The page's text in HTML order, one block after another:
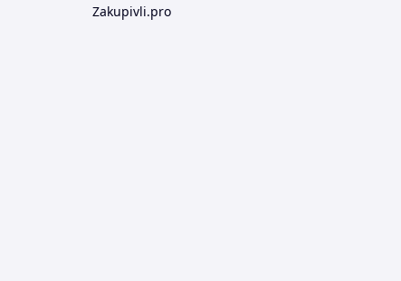
Zakupivli.pro